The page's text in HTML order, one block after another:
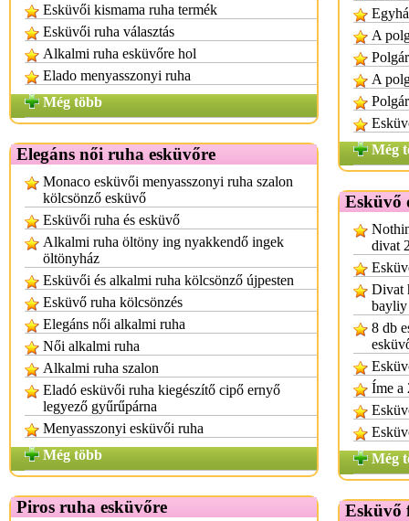
Esküvői kismama ruha termék
Esküvői ruha választás
Alkalmi ruha esküvőre hol
Elado menyasszonyi ruha
Még több
Elegáns női ruha esküvőre
Monaco esküvői menyasszonyi ruha szalon
kölcsönző esküvő
Esküvői ruha és esküvő
Alkalmi ruha öltöny ing nyakkendő ingek
öltönyház
Esküvői és alkalmi ruha kölcsönző újpesten
Esküvő ruha kölcsönzés
Elegáns női alkalmi ruha
Női alkalmi ruha
Alkalmi ruha szalon
Eladó esküvői ruha kiegészítő cipő ernyő
legyező gyűrűpárna
Menyasszonyi esküvői ruha
Még több
Piros ruha esküvőre
A
A
Még
Esküvő
divat
Divat
bayliy
8 db
Íme a
Még
Esküvő